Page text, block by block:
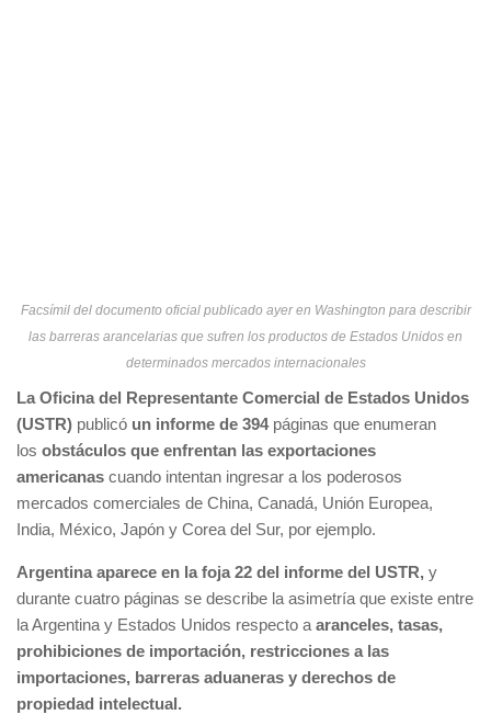
Facsímil del documento oficial publicado ayer en Washington para describir
las barreras arancelarias que sufren los productos de Estados Unidos en
determinados mercados internacionales
La Oficina del Representante Comercial de Estados Unidos
(USTR) publicó un informe de 394 páginas que enumeran
los obstáculos que enfrentan las exportaciones
americanas cuando intentan ingresar a los poderosos
mercados comerciales de China, Canadá, Unión Europea,
India, México, Japón y Corea del Sur, por ejemplo.
Argentina aparece en la foja 22 del informe del USTR, y
durante cuatro páginas se describe la asimetría que existe entre
la Argentina y Estados Unidos respecto a aranceles, tasas,
prohibiciones de importación, restricciones a las
importaciones, barreras aduaneras y derechos de
propiedad intelectual.